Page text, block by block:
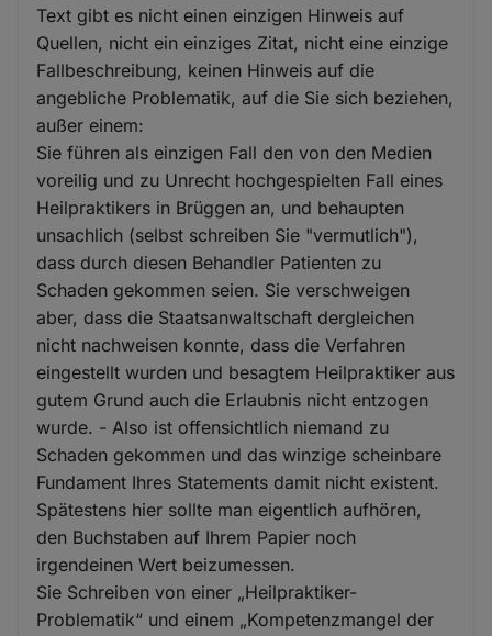
Text gibt es nicht einen einzigen Hinweis auf
Quellen, nicht ein einziges Zitat, nicht eine einzige
Fallbeschreibung, keinen Hinweis auf die
angebliche Problematik, auf die Sie sich beziehen,
außer einem:
Sie führen als einzigen Fall den von den Medien
voreilig und zu Unrecht hochgespielten Fall eines
Heilpraktikers in Brüggen an, und behaupten
unsachlich (selbst schreiben Sie "vermutlich"),
dass durch diesen Behandler Patienten zu
Schaden gekommen seien. Sie verschweigen
aber, dass die Staatsanwaltschaft dergleichen
nicht nachweisen konnte, dass die Verfahren
eingestellt wurden und besagtem Heilpraktiker aus
gutem Grund auch die Erlaubnis nicht entzogen
wurde. - Also ist offensichtlich niemand zu
Schaden gekommen und das winzige scheinbare
Fundament Ihres Statements damit nicht existent.
Spätestens hier sollte man eigentlich aufhören,
den Buchstaben auf Ihrem Papier noch
irgendeinen Wert beizumessen.
Sie Schreiben von einer „Heilpraktiker-
Problematik“ und einem „Kompetenzmangel der